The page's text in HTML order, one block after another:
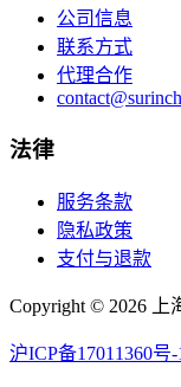
公司信息
联系方式
代理合作
法律
服务条款
隐私政策
支付与退款
Copyright © 2026
沪ICP备17011360号-